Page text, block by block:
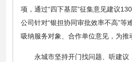
项，通过“四下基层”征集意见建议
公司针对“银担协同审批效率不高”等
吸纳服务对象、合作单位意见，为推
永城市坚持开门找问题、听建